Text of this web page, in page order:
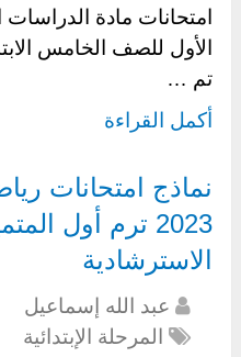
الأول للصف الخامس
تم …
أكمل القراءة
نماذج امتحانات
2023 ترم أول
الاسترشادية
عبد الله إسماعيل
المرحلة الإبتدائية